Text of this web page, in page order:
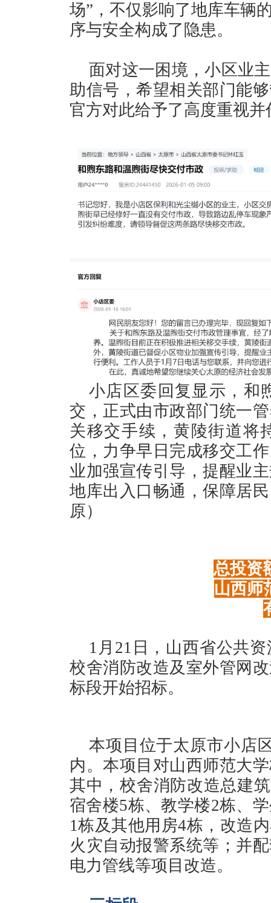
场”，不仅影响了地库车辆
序与安全构成了隐患。
面对这一困境，小区业
助信号，希望相关部门能
官方对此给予了高度重视
小店区委回复显示，和
交，正式由市政部门统一
关移交手续，黄陵街道将
位，力争早日完成移交工
业加强宣传引导，提醒业
地库出入口畅通，保障居
原）
总投资
山西师
1月21日，山西省公共
校舍消防改造及室外管网
标段开始招标。
本项目位于太原市小店
内。本项目对山西师范大
其中，校舍消防改造总建
宿舍楼5栋、教学楼2栋、
1栋及其他用房4栋，改造
火灾自动报警系统等；并
电力管线等项目改造。